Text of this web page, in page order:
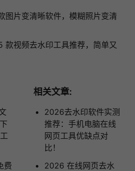
图片变清晰软件，模糊照片变清
款视频去水印工具推荐，简单又
费
相关文章:
2026去水印软件实测
推荐：手机电脑在线
网页工具优缺点对
比！
2026 在线网页去水